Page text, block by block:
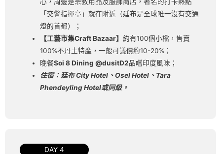
「交警指揮亭」就在附近（廷布是全球唯一沒有交通
燈的首都）；
【工藝市集Craft Bazaar】約有100個小檔，售賣
100%不丹土特產，一般可議價約10-20%；
晚餐Soi 8 Dining @dusitD2品嚐印度風味；
住宿：廷布 City Hotel、Osel Hotel、Tara
Phendeyling Hotel或同級。
DAY 4